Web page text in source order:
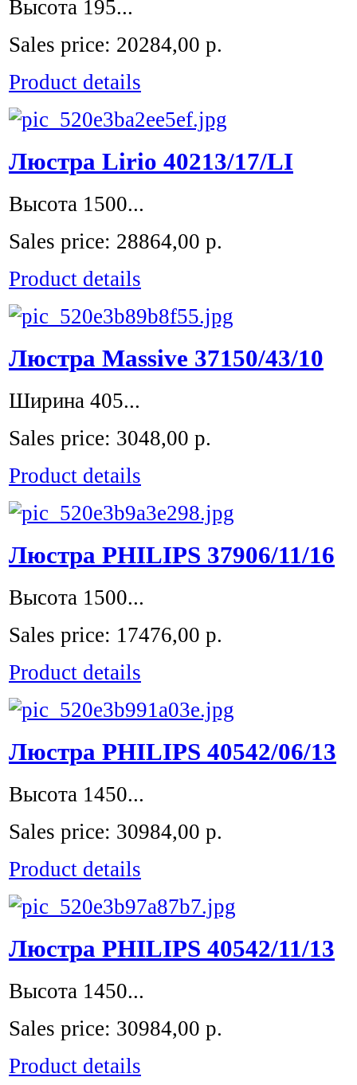
Высота 195...
Sales price: 20284,00 р.
Product details
Люстра Lirio 40213/17/LI
Высота 1500...
Sales price: 28864,00 р.
Product details
Люстра Massive 37150/43/10
Ширина 405...
Sales price: 3048,00 р.
Product details
Люстра PHILIPS 37906/11/16
Высота 1500...
Sales price: 17476,00 р.
Product details
Люстра PHILIPS 40542/06/13
Высота 1450...
Sales price: 30984,00 р.
Product details
Люстра PHILIPS 40542/11/13
Высота 1450...
Sales price: 30984,00 р.
Product details